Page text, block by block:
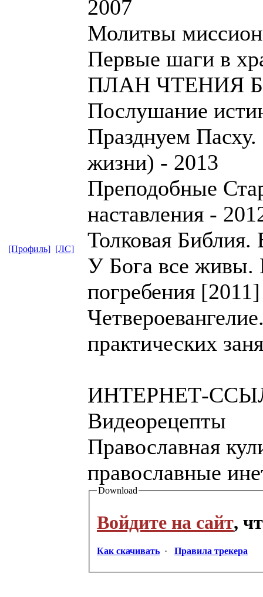
2007
Молитвы
Первые шаги в
ПЛАН ЧТЕНИЯ
Послушание
Празднуем
жизни) - 2013
Преподобные
наставления -
Толковая
У Бога все живы.
погребения [2011]
практических
ИНТЕРНЕТ-
Видеорецепты
Православная
православные
Download
Войдите на сайт,
Как скачивать · Правила трекера
[Профиль] [ЛС]